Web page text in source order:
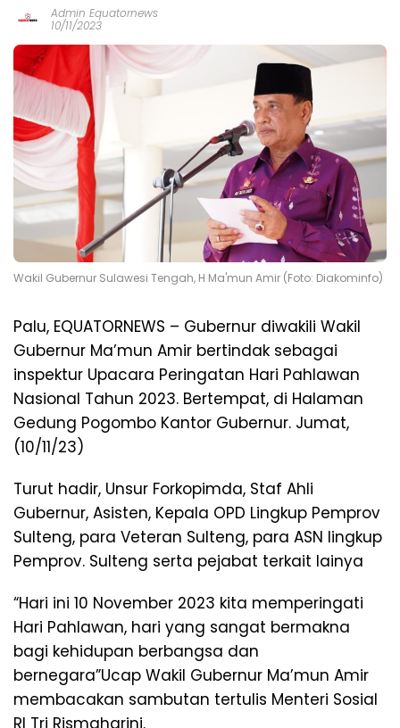
Admin Equatornews
10/11/2023
Wakil Gubernur Sulawesi Tengah, H Ma'mun Amir (Foto: Diakominfo)
Palu, EQUATORNEWS – Gubernur diwakili Wakil
Gubernur Ma’mun Amir bertindak sebagai
inspektur Upacara Peringatan Hari Pahlawan
Nasional Tahun 2023. Bertempat, di Halaman
Gedung Pogombo Kantor Gubernur. Jumat,
(10/11/23)
Turut hadir, Unsur Forkopimda, Staf Ahli
Gubernur, Asisten, Kepala OPD Lingkup Pemprov
Sulteng, para Veteran Sulteng, para ASN lingkup
Pemprov. Sulteng serta pejabat terkait lainya
“Hari ini 10 November 2023 kita memperingati
Hari Pahlawan, hari yang sangat bermakna
bagi kehidupan berbangsa dan
bernegara”Ucap Wakil Gubernur Ma’mun Amir
membacakan sambutan tertulis Menteri Sosial
RI Tri Rismaharini.